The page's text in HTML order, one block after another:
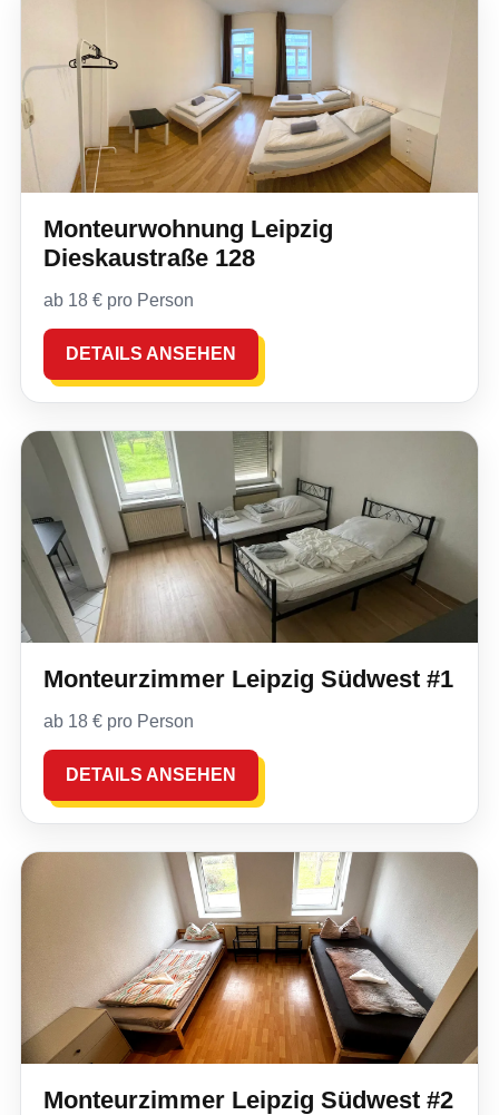
Monteurwohnung Leipzig
Dieskaustraße 128
ab 18 € pro Person
DETAILS ANSEHEN
Monteurzimmer Leipzig Südwest #1
ab 18 € pro Person
DETAILS ANSEHEN
Monteurzimmer Leipzig Südwest #2